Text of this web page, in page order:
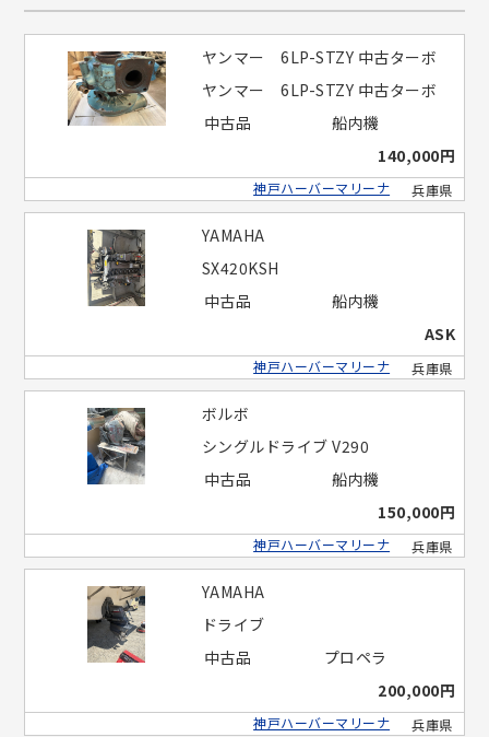
ヤンマー 6LP-STZY 中古ターボ
ヤンマー 6LP-STZY 中古ターボ
中古品
船内機
140,000円
兵庫県
神戸ハーバーマリーナ
YAMAHA
SX420KSH
中古品
船内機
ASK
兵庫県
神戸ハーバーマリーナ
ボルボ
シングルドライブ V290
中古品
船内機
150,000円
兵庫県
神戸ハーバーマリーナ
YAMAHA
ドライブ
中古品
プロペラ
200,000円
兵庫県
神戸ハーバーマリーナ